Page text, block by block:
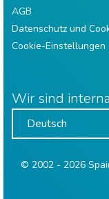
AGB
Datenschutz und
Cookie-Einstellungen
Wir sind
© 2002 - 2026